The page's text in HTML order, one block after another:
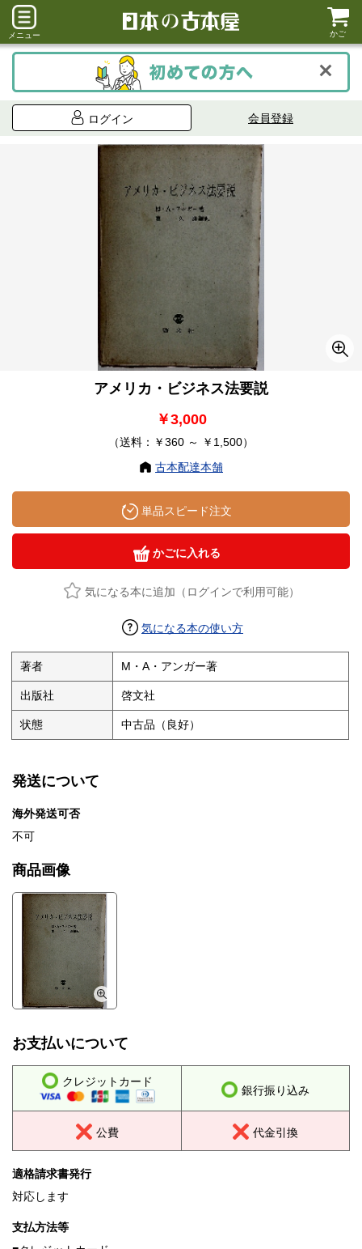
メニュー かご
ログイン 会員登録
アメリカ・ビジネス法要説
￥3,000
（送料：￥360 ～ ￥1,500）
古本配達本舗
単品スピード注文
かごに入れる
気になる本に追加（ログインで利用可能）
気になる本の使い方
著者 M・A・アンガー著
出版社 啓文社
状態 中古品（良好）
発送について
海外発送可否
不可
商品画像
お支払いについて
クレジットカード
銀行振り込み
公費 代金引換
適格請求書発行
対応します
支払方法等